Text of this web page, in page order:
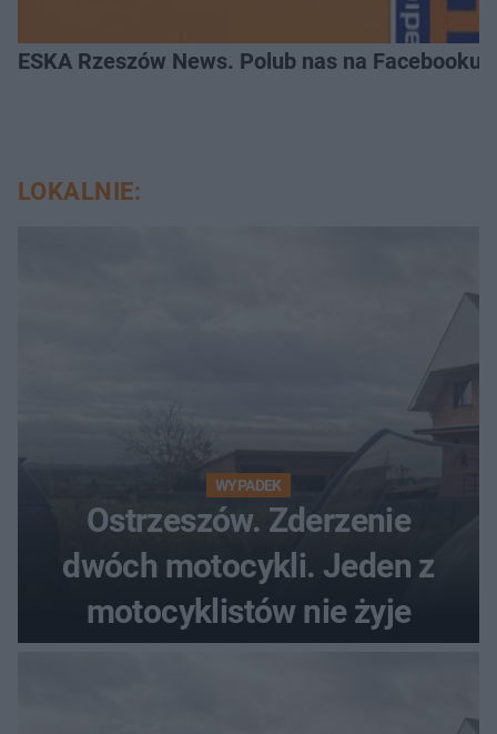
ESKA Rzeszów News. Polub nas na Facebooku!
LOKALNIE:
WYPADEK
Ostrzeszów. Zderzenie
dwóch motocykli. Jeden z
motocyklistów nie żyje